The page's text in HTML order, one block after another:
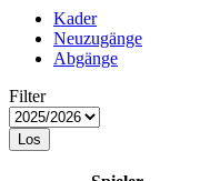
Kader
Neuzugänge
Abgänge
Filter
Los